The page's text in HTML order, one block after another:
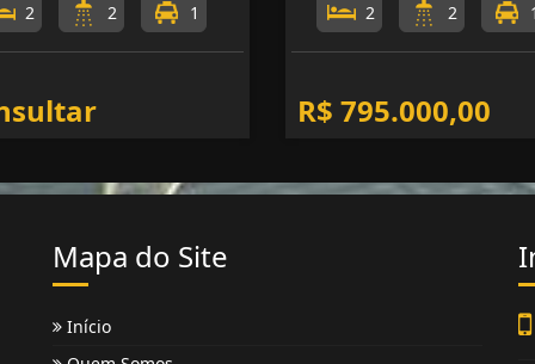
2 2 1 2 2
R$ 795.000,00
Mapa do Site
Início